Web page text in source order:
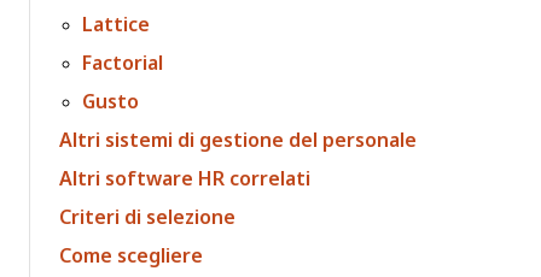
Lattice
Factorial
Gusto
Altri sistemi di gestione del personale
Altri software HR correlati
Criteri di selezione
Come scegliere